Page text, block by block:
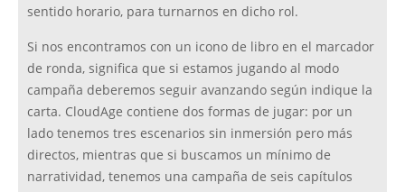
sentido horario, para turnarnos en dicho rol.
Si nos encontramos con un icono de libro en el marcador
de ronda, significa que si estamos jugando al modo
campaña deberemos seguir avanzando según indique la
carta. CloudAge contiene dos formas de jugar: por un
lado tenemos tres escenarios sin inmersión pero más
directos, mientras que si buscamos un mínimo de
narratividad, tenemos una campaña de seis capítulos